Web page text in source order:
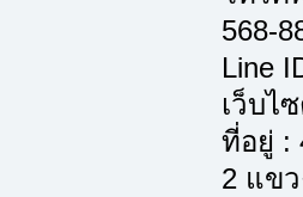
568-
Line
เว็บไ
ที่อยู่ :
2 แข